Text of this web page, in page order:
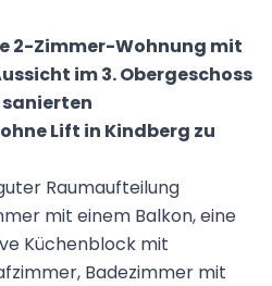
2-Zimmer-Wohnung mit
im 3. Obergeschoss
Lift in Kindberg zu
Raumaufteilung
mit einem Balkon, eine
Küchenblock mit
Badezimmer mit